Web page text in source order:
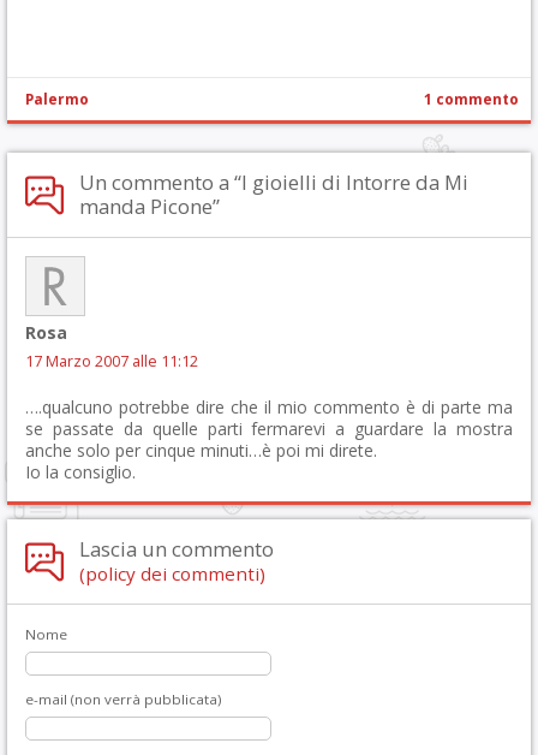
Palermo 1 commento
Un commento a “I gioielli di Intorre da Mi
manda Picone”
Rosa
17 Marzo 2007 alle 11:12
….qualcuno potrebbe dire che il mio commento è di parte ma
se passate da quelle parti fermarevi a guardare la mostra
anche solo per cinque minuti…è poi mi direte.
Io la consiglio.
Lascia un commento
(policy dei commenti)
Nome
e-mail (non verrà pubblicata)